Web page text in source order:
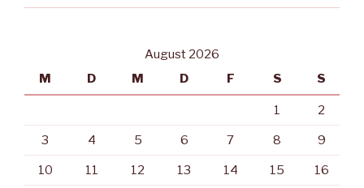
August 2026
M
D M D F S S
1 2
3 4 5 6 7 8 9
10 11 12 13 14 15 16